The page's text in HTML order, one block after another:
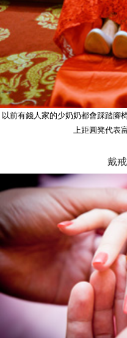
以前有錢人家的少奶奶都會踩踏腳
上距圓凳代表
戴